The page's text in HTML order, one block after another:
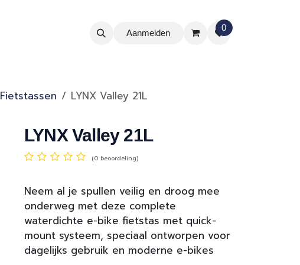
Aanmelden
0
Fietstassen LYNX Valley 21L
LYNX Valley 21L
(0 beoordeling)
Neem al je spullen veilig en droog mee
onderweg met deze complete
waterdichte e-bike fietstas met quick-
mount systeem, speciaal ontworpen voor
dagelijks gebruik en moderne e-bikes